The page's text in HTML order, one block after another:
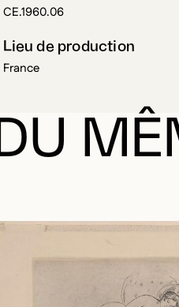
CE.1960.06
Lieu de production
France
DU